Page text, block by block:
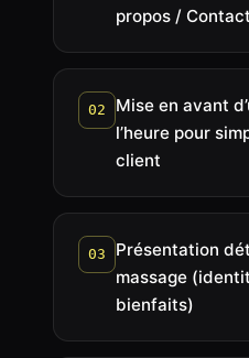
propos / Contact
02
Mise en avant
l’heure pour
client
03
Présentation
massage
bienfaits)